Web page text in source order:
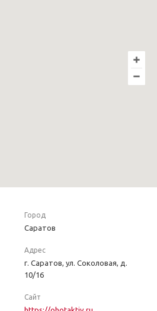
Город
Саратов
Адрес
г. Саратов, ул. Соколовая, д.
10/16
Сайт